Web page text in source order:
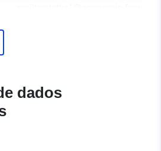
Correio eletrónico:
dados